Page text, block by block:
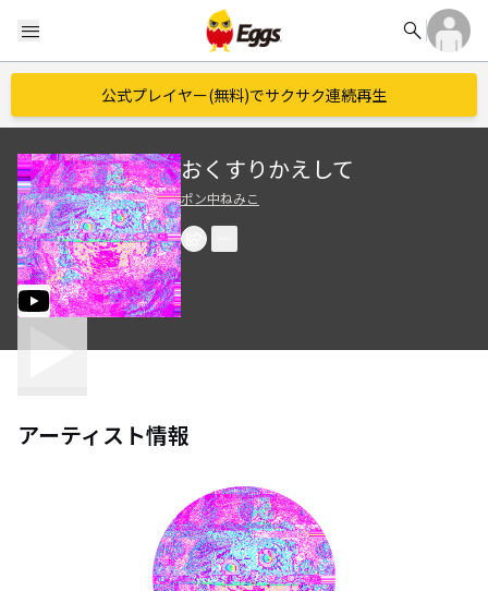
menu search
公式プレイヤー(無料)でサクサク連続再生
おくすりかえして
ポン中ねみこ
アーティスト情報